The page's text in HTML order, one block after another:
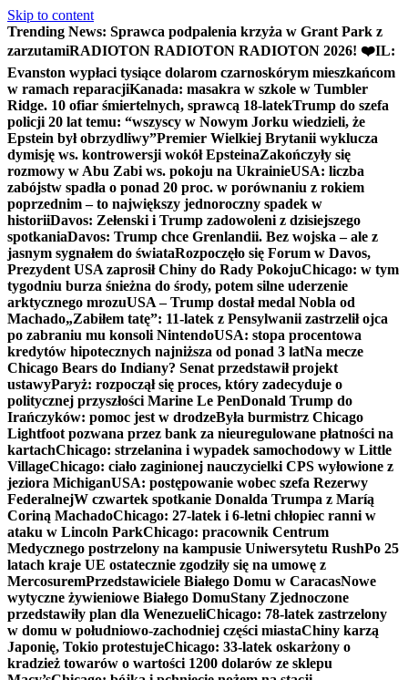
Skip to content
Trending News: Sprawca podpalenia krzyża w Grant Park z
zarzutamiRADIOTON RADIOTON RADIOTON 2026! ❤️IL:
Evanston wypłaci tysiące dolarom czarnoskórym mieszkańcom
w ramach reparacjiKanada: masakra w szkole w Tumbler
Ridge. 10 ofiar śmiertelnych, sprawcą 18-latekTrump do szefa
policji 20 lat temu: “wszyscy w Nowym Jorku wiedzieli, że
Epstein był obrzydliwy”Premier Wielkiej Brytanii wyklucza
dymisję ws. kontrowersji wokół EpsteinaZakończyły się
rozmowy w Abu Zabi ws. pokoju na UkrainieUSA: liczba
zabójstw spadła o ponad 20 proc. w porównaniu z rokiem
poprzednim – to największy jednoroczny spadek w
historiiDavos: Zełenski i Trump zadowoleni z dzisiejszego
spotkaniaDavos: Trump chce Grenlandii. Bez wojska – ale z
jasnym sygnałem do świataRozpoczęło się Forum w Davos,
Prezydent USA zaprosił Chiny do Rady PokojuChicago: w tym
tygodniu burza śnieżna do środy, potem silne uderzenie
arktycznego mrozuUSA – Trump dostał medal Nobla od
Machado„Zabiłem tatę”: 11-latek z Pensylwanii zastrzelił ojca
po zabraniu mu konsoli NintendoUSA: stopa procentowa
kredytów hipotecznych najniższa od ponad 3 latNa mecze
Chicago Bears do Indiany? Senat przedstawił projekt
ustawyParyż: rozpoczął się proces, który zadecyduje o
politycznej przyszłości Marine Le PenDonald Trump do
Irańczyków: pomoc jest w drodzeByła burmistrz Chicago
Lightfoot pozwana przez bank za nieuregulowane płatności na
kartachChicago: strzelanina i wypadek samochodowy w Little
VillageChicago: ciało zaginionej nauczycielki CPS wyłowione z
jeziora MichiganUSA: postępowanie wobec szefa Rezerwy
FederalnejW czwartek spotkanie Donalda Trumpa z Maríą
Coriną MachadoChicago: 27-latek i 6-letni chłopiec ranni w
ataku w Lincoln ParkChicago: pracownik Centrum
Medycznego postrzelony na kampusie Uniwersytetu RushPo 25
latach kraje UE ostatecznie zgodziły się na umowę z
MercosuremPrzedstawiciele Białego Domu w CaracasNowe
wytyczne żywieniowe Białego DomuStany Zjednoczone
przedstawiły plan dla WenezueliChicago: 78-latek zastrzelony
w domu w południowo-zachodniej części miastaChiny karzą
Japonię, Tokio protestujeChicago: 33-latek oskarżony o
kradzież towarów o wartości 1200 dolarów ze sklepu